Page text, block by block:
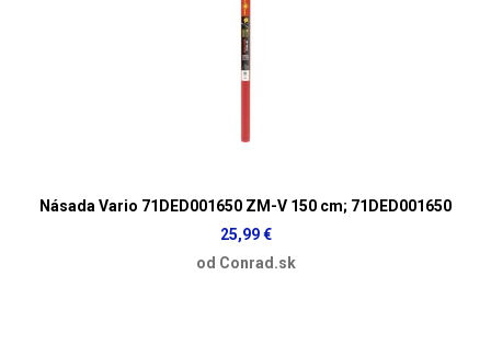
Násada Vario 71DED001650 ZM-V 150 cm; 71DED001650
25,99 €
od Conrad.sk